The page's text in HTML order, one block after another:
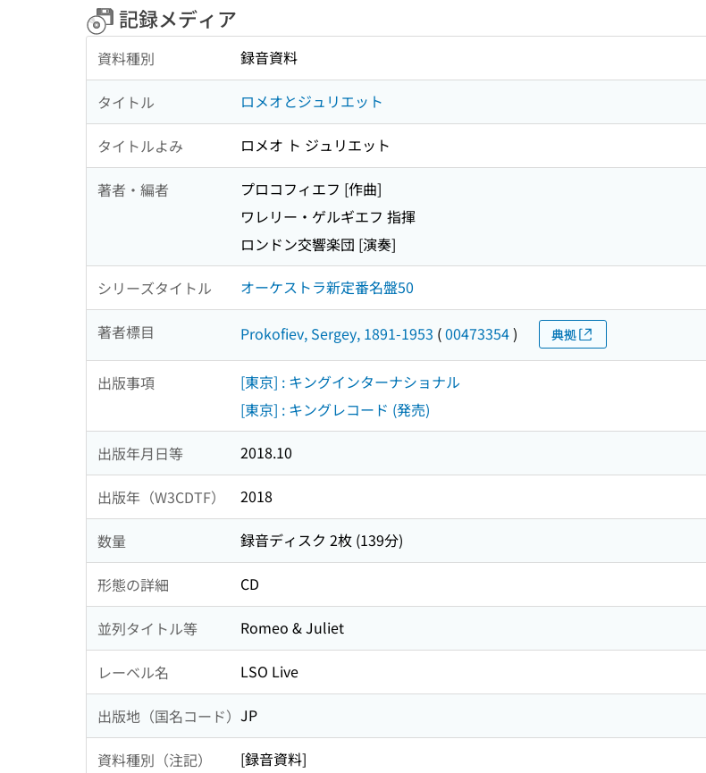
記録メディア
資料種別 録音資料
タイトル ロメオとジュリエット
タイトルよみ ロメオ ト ジュリエット
著者・編者
プロコフィエフ [作曲]
ワレリー・ゲルギエフ 指揮
ロンドン交響楽団 [演奏]
シリーズタイトル オーケストラ新定番名盤50
著者標目 Prokofiev, Sergey, 1891-1953 (00473354) 典拠
出版事項
[東京] : キングインターナショナル
[東京] : キングレコード (発売)
出版年月日等 2018.10
出版年（W3CDTF） 2018
数量 録音ディスク 2枚 (139分)
形態の詳細 CD
並列タイトル等 Romeo & Juliet
レーベル名 LSO Live
出版地（国名コード） JP
資料種別（注記）
[録音資料]